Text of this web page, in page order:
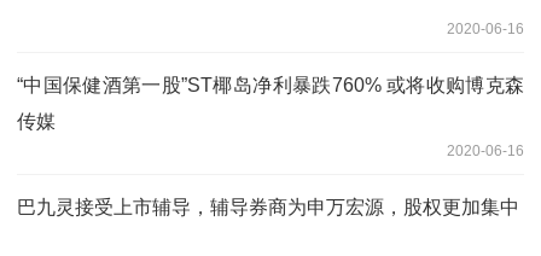
2020-06-16
“中国保健酒第一股”ST椰岛净利暴跌760% 或将收购博克森
传媒
2020-06-16
巴九灵接受上市辅导，辅导券商为申万宏源，股权更加集中